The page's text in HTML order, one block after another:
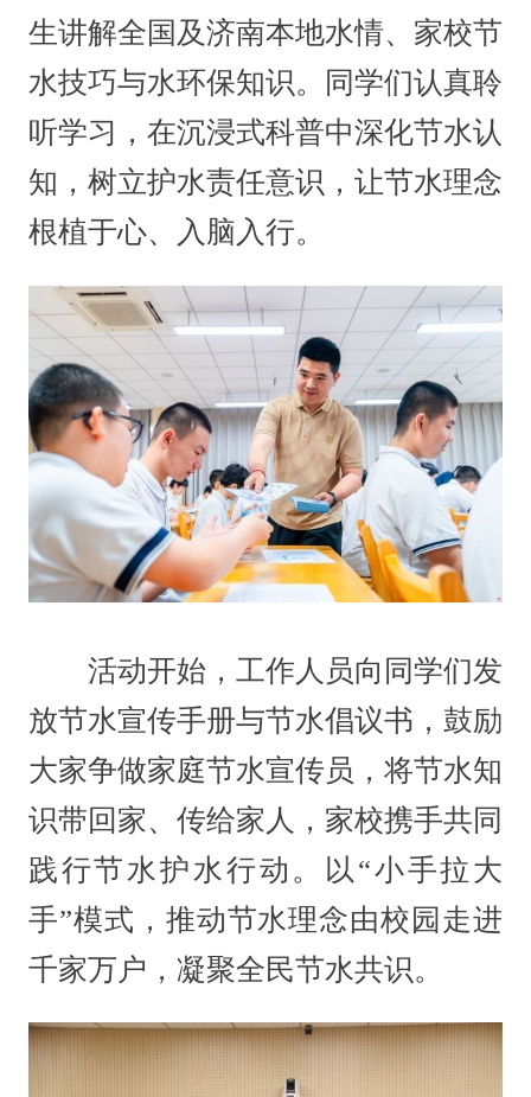
生讲解全国及济南本地水情、家校节
水技巧与水环保知识。同学们认真聆
听学习，在沉浸式科普中深化节水认
知，树立护水责任意识，让节水理念
根植于心、入脑入行。
活动开始，工作人员向同学们发
放节水宣传手册与节水倡议书，鼓励
大家争做家庭节水宣传员，将节水知
识带回家、传给家人，家校携手共同
践行节水护水行动。以“小手拉大
手”模式，推动节水理念由校园走进
千家万户，凝聚全民节水共识。